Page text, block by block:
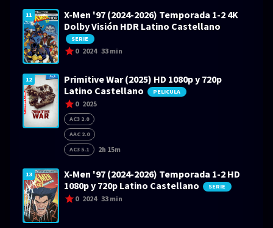
11
X-Men '97 (2024-2026) Temporada 1-2 4K
Dolby Visión HDR Latino Castellano
SERIE
0 2024 33 min
12
Primitive War (2025) HD 1080p y 720p
Latino Castellano
PELICULA
0 2025
AC3 2.0
AAC 2.0
AC3 5.1
2h 15m
13
X-Men '97 (2024-2026) Temporada 1-2 HD
1080p y 720p Latino Castellano
SERIE
0 2024 33 min